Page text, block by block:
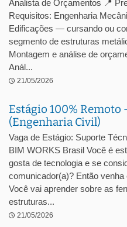
Analista de Orçamentos 📍
Requisitos: Engenharia
Edificações — cursando ou
segmento de estruturas
Montagem e análise de
Anál...
21/05/2026
Estágio 100% Remoto
(Engenharia Civil)
Vaga de Estágio: Suporte
BIM WORKS Brasil Você é
gosta de tecnologia e se
comunicador(a)? Então
Você vai aprender sobre as
estruturas...
21/05/2026